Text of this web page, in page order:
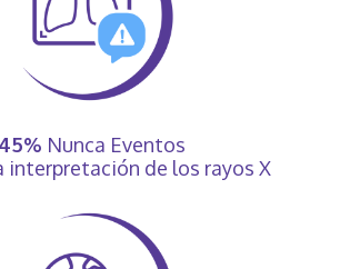
45% Nunca Eventos
interpretación de los rayos X